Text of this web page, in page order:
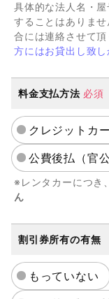
具体的な法人名・
することはありま
合には連絡させて頂
方にはお貸出し致
料金支払方法 必須
クレジットカ
公費後払（官
※レンタカーにつき、
ん
割引券所有の有無
もっていない